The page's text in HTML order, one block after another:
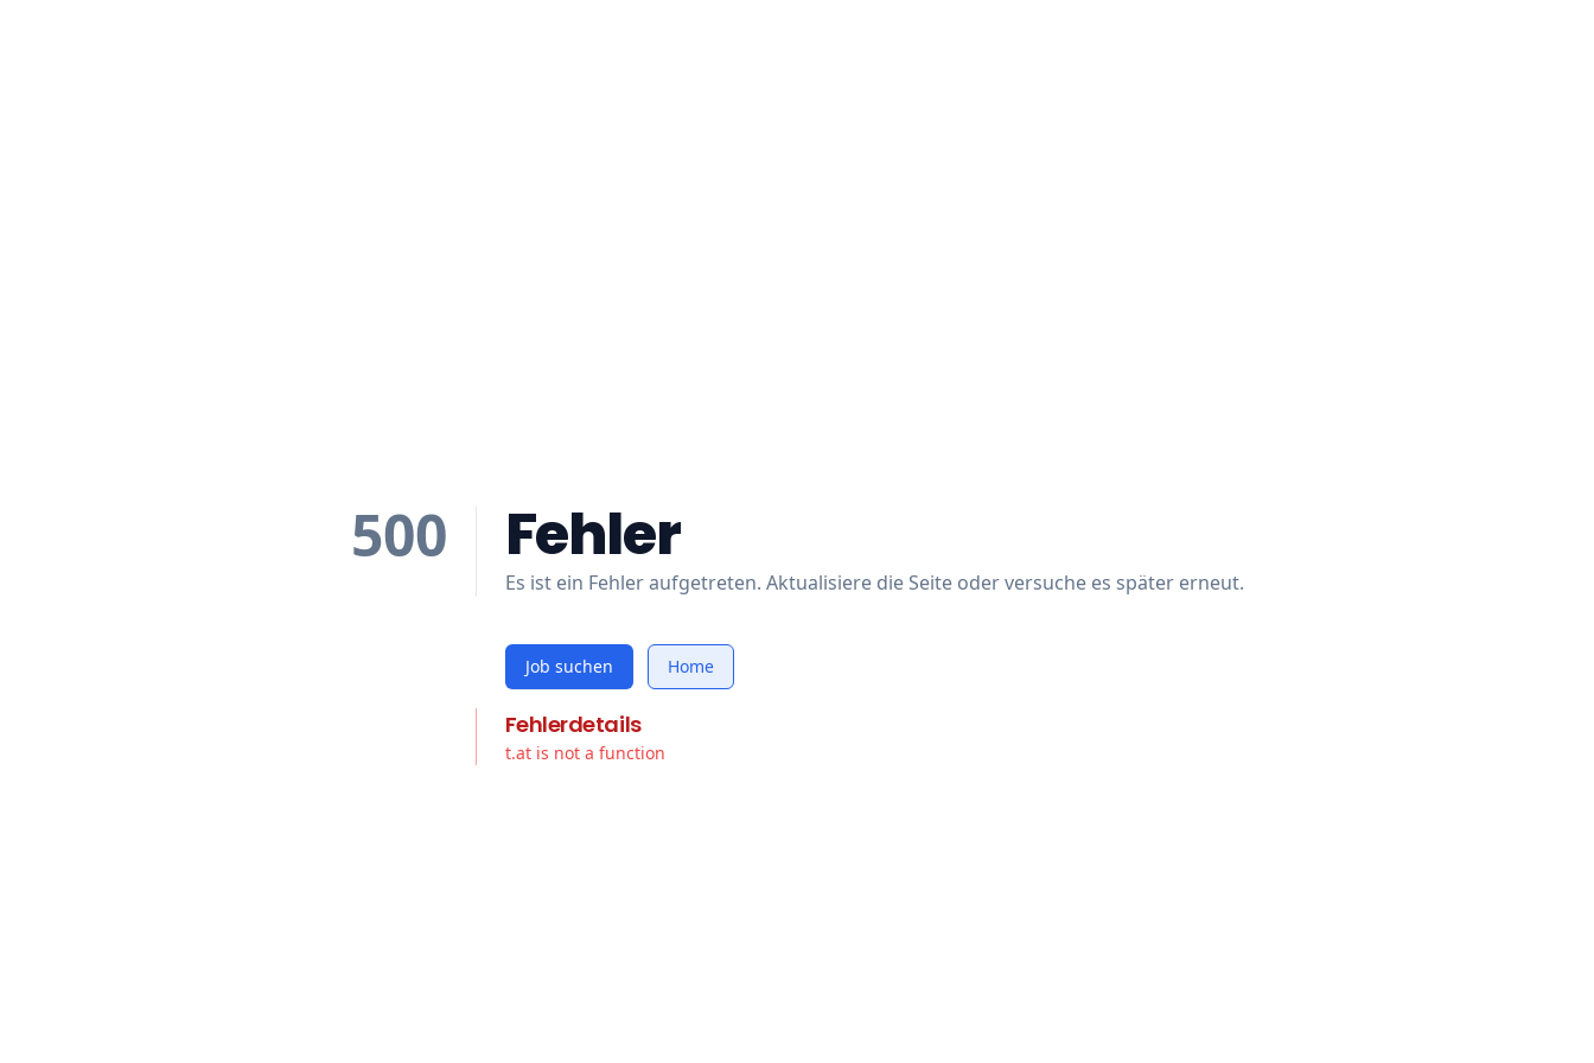
500 Fehler
Es ist ein Fehler aufgetreten. Aktualisiere die Seite oder versuche es später erneut.
Job suchen Home
Fehlerdetails
t.at is not a function